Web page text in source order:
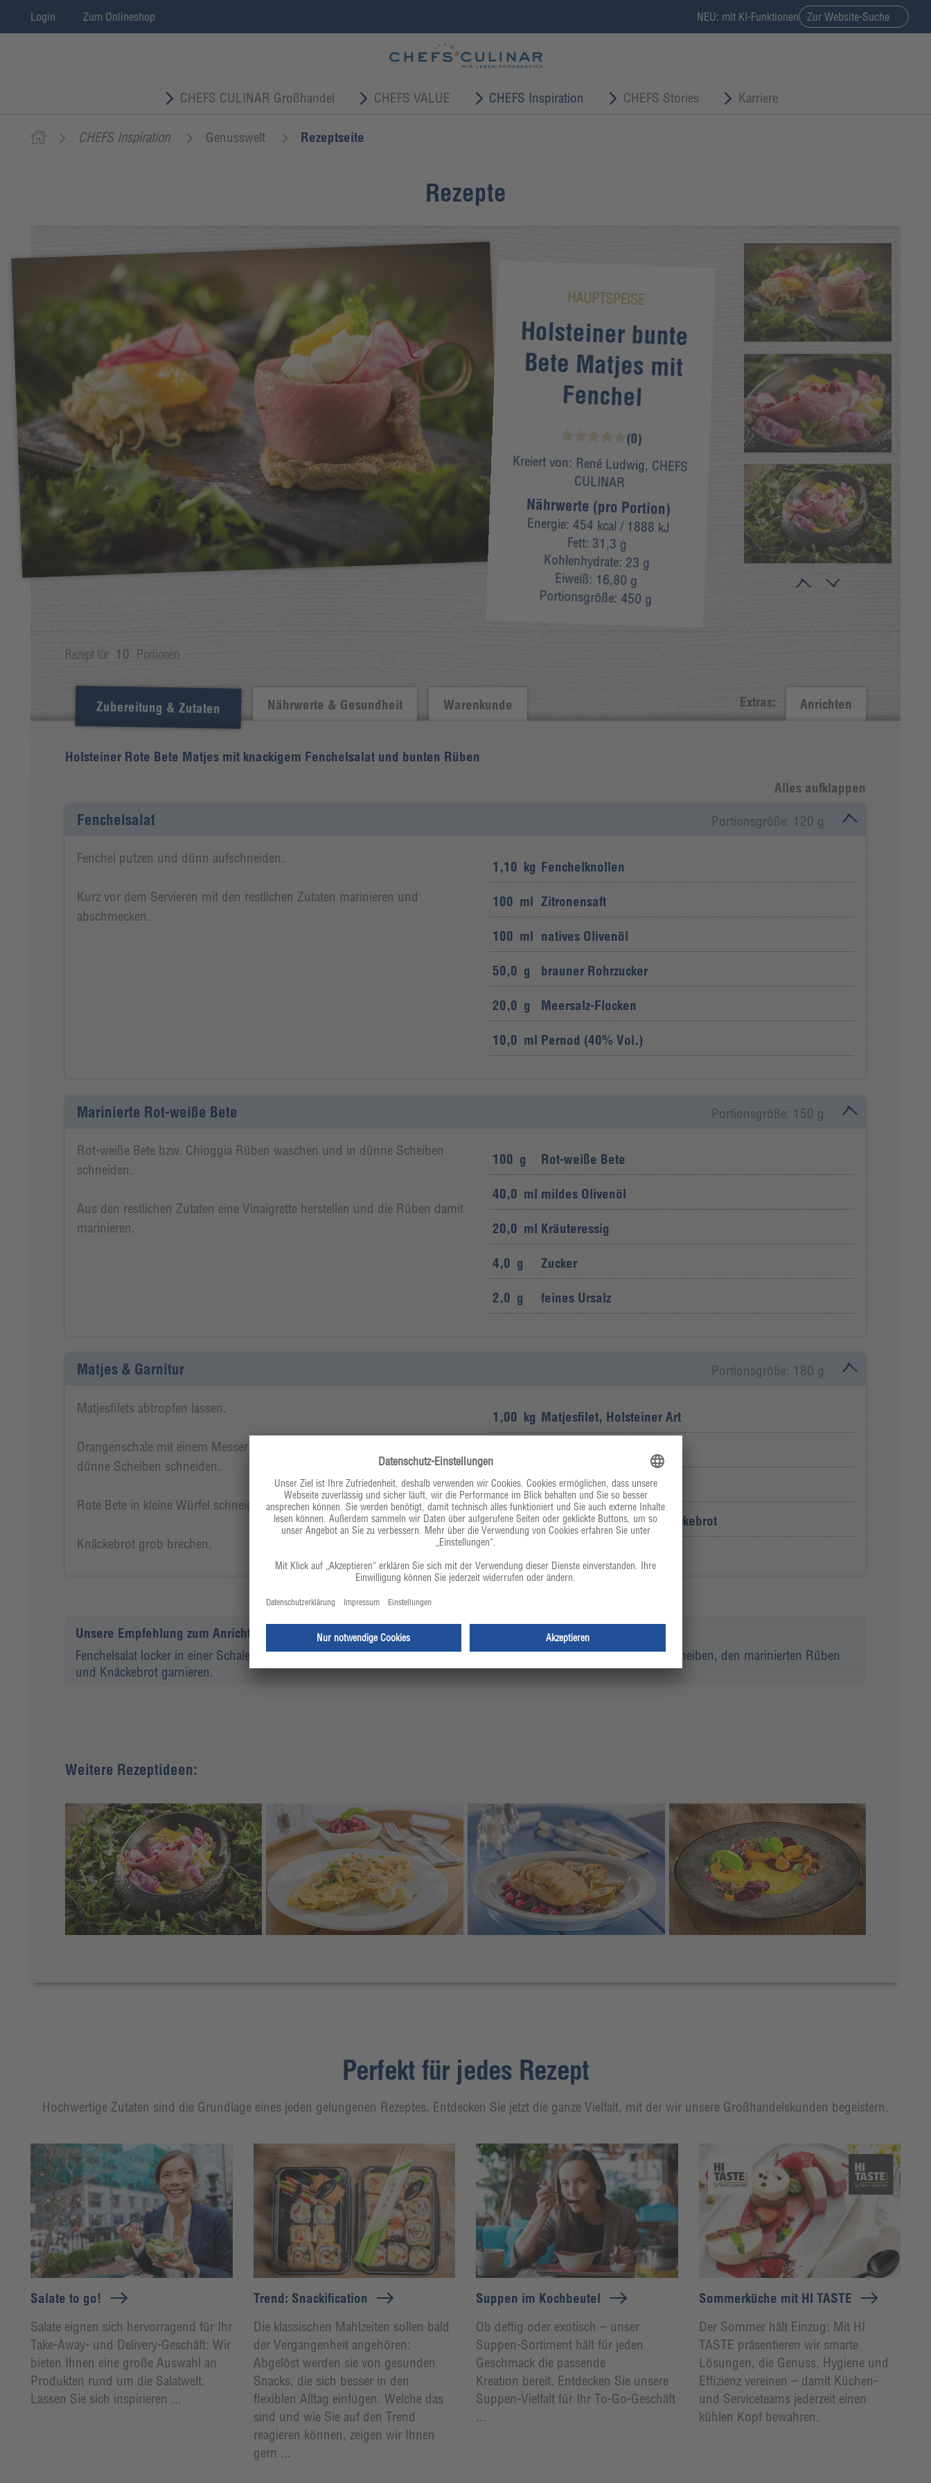
Login Zum Onlineshop NEU: mit KI-Funktionen Zur Website-Suche
CHEFS CULINAR Großhandel CHEFS VALUE CHEFS Inspiration CHEFS Stories Karriere
CHEFS Inspiration Genusswelt Rezeptseite
Rezepte
HAUPTSPEISE
Holsteiner bunte
Bete Matjes mit
Fenchel
(0)
Kreiert von: René Ludwig, CHEFS
CULINAR
Nährwerte (pro Portion)
Energie: 454 kcal/ 1888 kJ
Fett: 31,3 g
Kohlenhydrate: 23 g
Eiweiß: 16,80 g
Portionsgröße:450 g
Rezept für 10 Portionen
Zubereitung & Zutaten Nährwerte & Gesundheit Warenkunde Extras: Anrichten
Holsteiner Rote Bete Matjes mit knackigem Fenchelsalat und bunten Rüben
Alles aufklappen
Fenchelsalat Portionsgröße: 120 g
1,10 kg Fenchelknollen
100 ml Zitronensaft
100 ml natives Olivenöl
50,0 g brauner Rohrzucker
20,0 g Meersalz-Flocken
10,0 ml Pernod (40% Vol.)
Fenchel putzen und dünn aufschneiden.
Kurz vor dem Servieren mit den restlichen Zutaten marinieren und
abschmecken.
Marinierte Rot-weiße Bete Portionsgröße: 150 g
100 g Rot-weiße Bete
40,0 ml mildes Olivenöl
20,0 ml Kräuteressig
4,0 g Zucker
2,0 g feines Ursalz
Rot-weiße Bete bzw. Chioggia Rüben waschen und in dünne Scheiben
schneiden.
Aus den restlichen Zutaten eine Vinaigrette herstellen und die Rüben damit
marinieren.
Matjes & Garnitur Portionsgröße: 180 g
1,00 kg Matjesfilet, Holsteiner Art
100 g vorgegarte Rote Bete
130 g extra dünnes Roggenknäckebrot
Matjesfilets abtropfen lassen.
Orangenschale mit einem Messer sauber wegschneiden. Die Orange in
dünne Scheiben schneiden.
Rote Bete in kleine Würfel schneiden.
Knäckebrot grob brechen.
Unsere Empfehlung zum Anrichten
Fenchelsalat locker in einer Schale anrichten und pro Portion ein Matjesfilet darauf legen. Mit den dünnen Orangenscheiben, den marinierten Rüben
und Knäckebrot garnieren.
Weitere Rezeptideen:
Perfekt für jedes Rezept
Hochwertige Zutaten sind die Grundlage eines jeden gelungenen Rezeptes. Entdecken Sie jetzt die ganze Vielfalt, mit der wir unsere Großhandelskunden begeistern.
Salate to go!
Salate eignen sich hervorragend für Ihr
Take-Away- und Delivery-Geschäft: Wir
bieten Ihnen eine große Auswahl an
Produkten rund um die Salatwelt.
Lassen Sie sich inspirieren ...
Trend: Snackification
Die klassischen Mahlzeiten sollen bald
der Vergangenheit angehören:
Abgelöst werden sie von gesunden
Snacks, die sich besser in den
flexiblen Alltag einfügen. Welche das
sind und wie Sie auf den Trend
reagieren können, zeigen wir Ihnen
gern ...
Suppen im Kochbeutel
Ob deftig oder exotisch – unser
Suppen-Sortiment hält für jeden
Geschmack die passende
Kreation bereit. Entdecken Sie unsere
Suppen-Vielfalt für Ihr To-Go-Geschäft
...
Sommerküche mit HI TASTE
Der Sommer hält Einzug: Mit HI
TASTE präsentieren wir smarte
Lösungen, die Genuss, Hygiene und
Effizienz vereinen – damit Küchen-
und Serviceteams jederzeit einen
kühlen Kopf bewahren.